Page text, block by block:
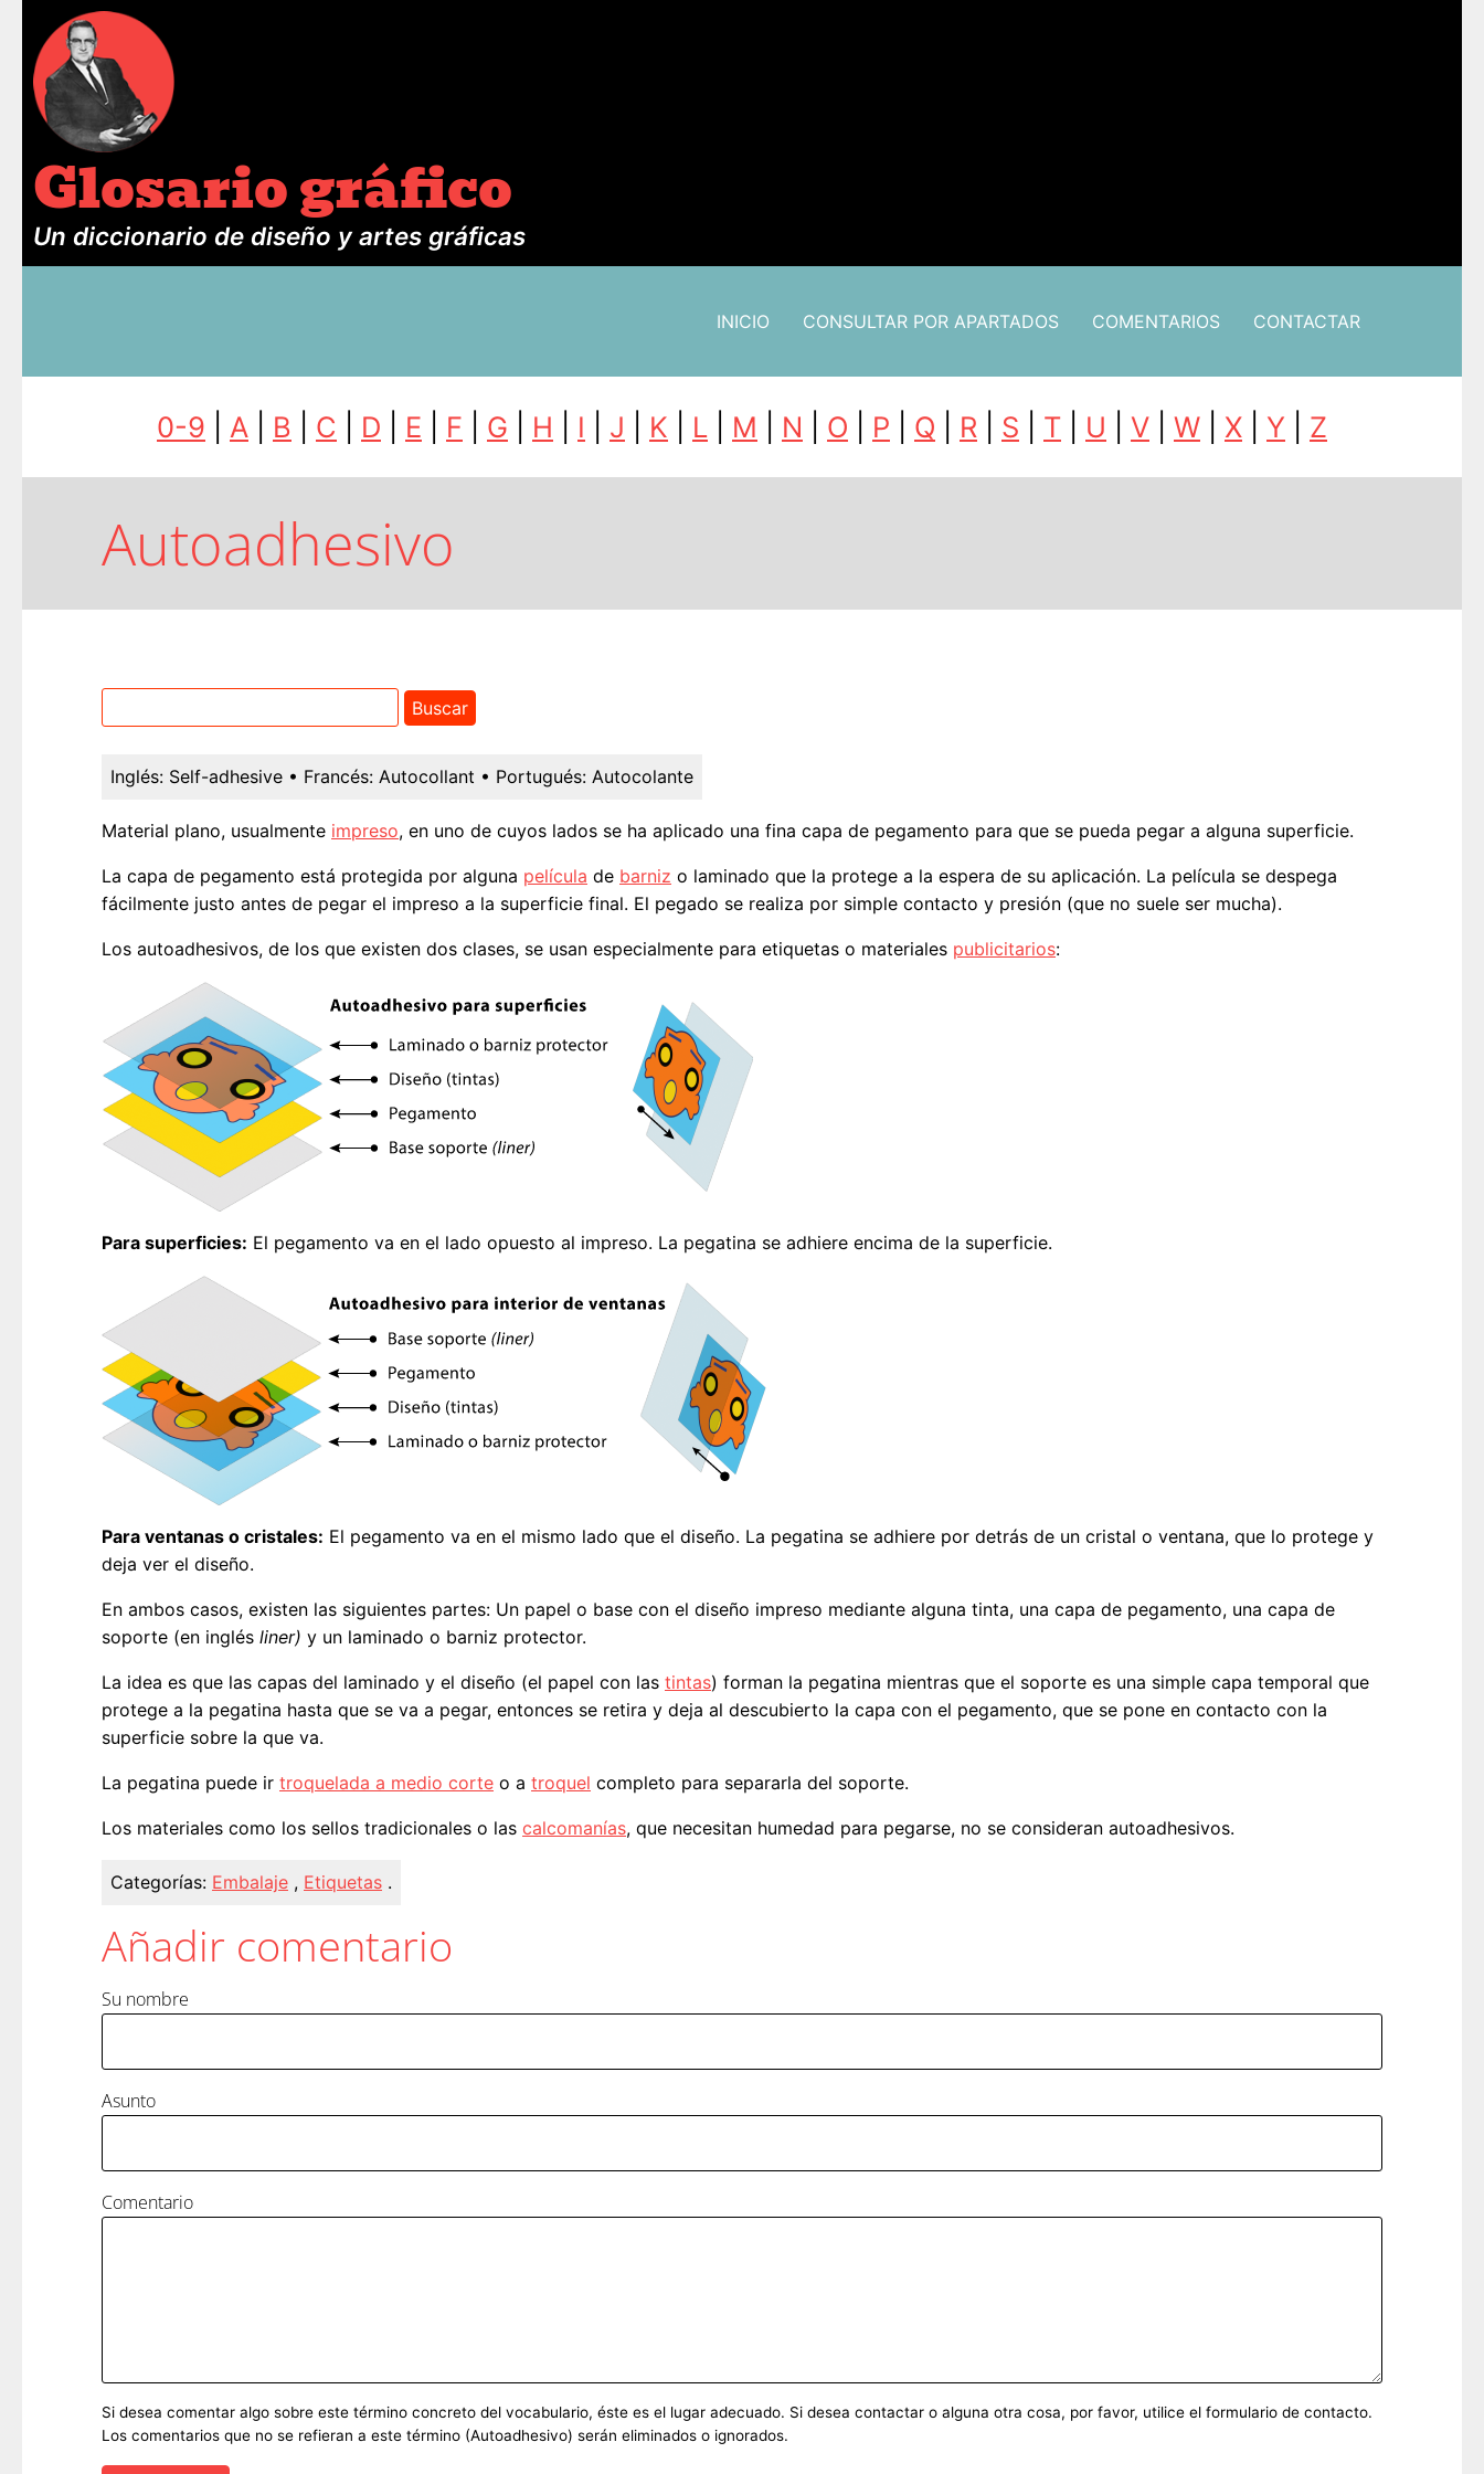
Glosario gráfico
Un diccionario de diseño y artes gráficas
INICIO CONSULTAR POR APARTADOS COMENTARIOS CONTACTAR
0-9 A B C D E F G H I J K L M N O P Q R S T U V W X Y Z
Autoadhesivo
Inglés: Self-adhesive • Francés: Autocollant • Portugués: Autocolante
Material plano, usualmente impreso, en uno de cuyos lados se ha aplicado una fina capa de pegamento para que se pueda pegar a alguna superficie.
La capa de pegamento está protegida por alguna película de barniz o laminado que la protege a la espera de su aplicación. La película se despega
fácilmente justo antes de pegar el impreso a la superficie final. El pegado se realiza por simple contacto y presión (que no suele ser mucha).
Los autoadhesivos, de los que existen dos clases, se usan especialmente para etiquetas o materiales publicitarios:
Para superficies: El pegamento va en el lado opuesto al impreso. La pegatina se adhiere encima de la superficie.
Para ventanas o cristales: El pegamento va en el mismo lado que el diseño. La pegatina se adhiere por detrás de un cristal o ventana, que lo protege y
deja ver el diseño.
En ambos casos, existen las siguientes partes: Un papel o base con el diseño impreso mediante alguna tinta, una capa de pegamento, una capa de
soporte (en inglés liner) y un laminado o barniz protector.
La idea es que las capas del laminado y el diseño (el papel con las tintas) forman la pegatina mientras que el soporte es una simple capa temporal que
protege a la pegatina hasta que se va a pegar, entonces se retira y deja al descubierto la capa con el pegamento, que se pone en contacto con la
superficie sobre la que va.
La pegatina puede ir troquelada a medio corte o a troquel completo para separarla del soporte.
Los materiales como los sellos tradicionales o las calcomanías, que necesitan humedad para pegarse, no se consideran autoadhesivos.
Categorías: Embalaje , Etiquetas .
Añadir comentario
Su nombre
Asunto
Comentario
Si desea comentar algo sobre este término concreto del vocabulario, éste es el lugar adecuado. Si desea contactar o alguna otra cosa, por favor, utilice el formulario de contacto.
Los comentarios que no se refieran a este término (Autoadhesivo) serán eliminados o ignorados.